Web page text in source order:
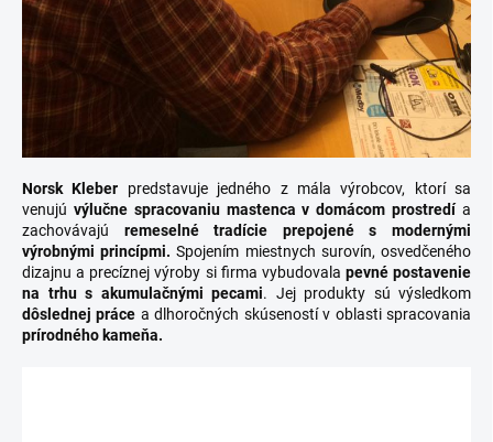
Norsk Kleber predstavuje jedného z mála výrobcov, ktorí sa
venujú výlučne spracovaniu mastenca v domácom prostredía
zachovávajú remeselné tradície prepojené s modernými
výrobnými princípmi. Spojením miestnych surovín, osvedčeného
dizajnu a precíznej výroby si firma vybudovala pevné postavenie
na trhu s akumulačnými pecami. Jej produkty sú výsledkom
dôslednej práce a dlhoročných skúseností v oblasti spracovania
prírodného kameňa.